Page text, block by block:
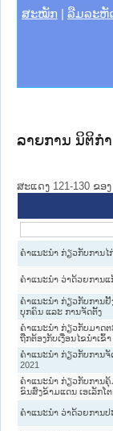
ສະໝັກ ລືມລະຫັ
າຊົນ ພາກເໜືອ
ການ
ກາງ
ໃຕ້
ຕຳຫຼວດປະຊາ
ສັນຕິບານປະຊ
ກເໜືອ
າຊົນ ພາກກາງ
ລາຍການ ນິຕິກໍາ
ສະແດງ 121-130 ຂອ
ຄໍາແນະນໍາ ກ່ຽວກັບການໄ
ຄໍາແນະນໍາ ວ່າດ້ວຍການ
ຄໍາແນະນໍາ ກ່ຽວກັບການ
ບຸກຄົນ ແລະ ການຈັດຕັ້ງ
ຄໍາແນະນໍາ ກ່ຽວກັບມາດ
ຖືກຕ້ອງກັບເງື່ອນໄຂນໍາເຂົ້
ຄຳແນະນຳ ກ່ຽວກັບການຈັ
2021
ຄຳແນະນຳ ກ່ຽວກັບການ
ຂົນສົ່ງຂ້າມແດນ ເອເລັກໂ
ຄໍາແນະນໍາ ວ່າດ້ວຍການປ